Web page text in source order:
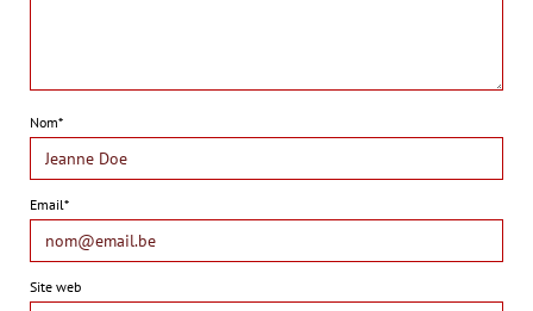
Nom*
Email*
Site web